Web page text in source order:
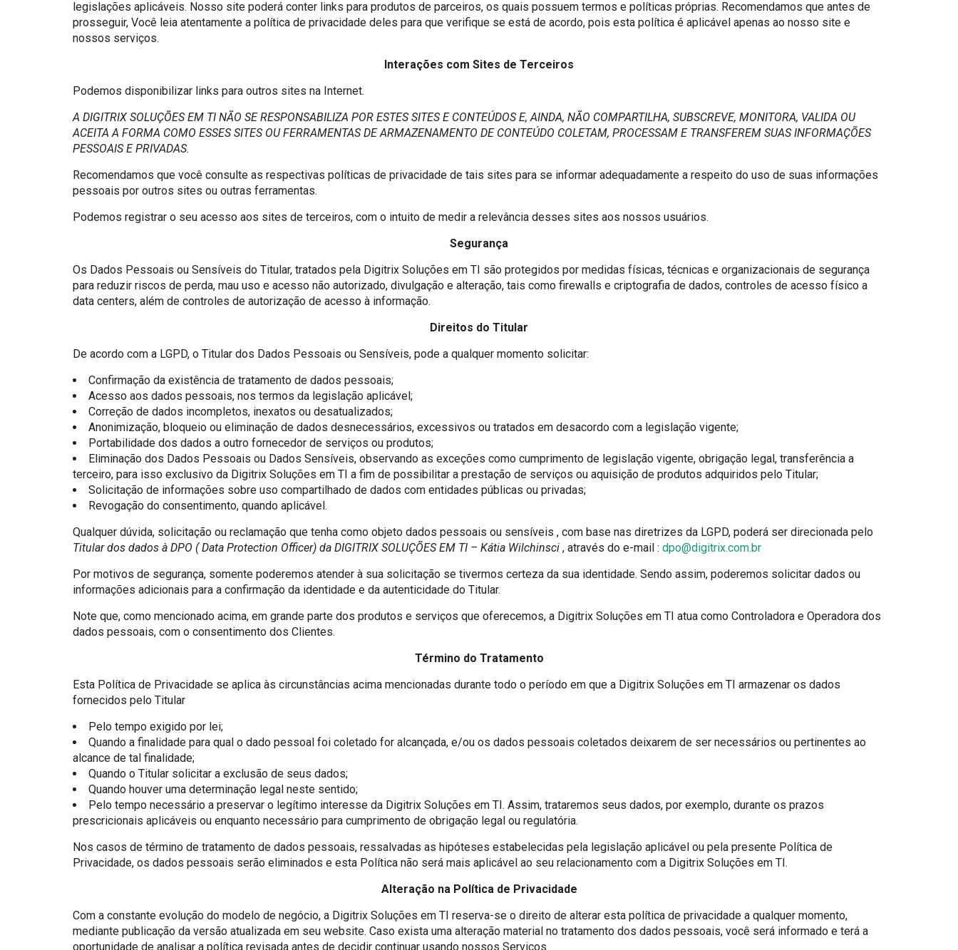
legislações aplicáveis. Nosso site poderá conter links para produtos de parceiros, os quais possuem termos e políticas próprias. Recomendamos que antes de
prosseguir, Você leia atentamente a política de privacidade deles para que verifique se está de acordo, pois esta política é aplicável apenas ao nosso site e
nossos serviços.
Interações com Sites de Terceiros
Podemos disponibilizar links para outros sites na Internet.
A DIGITRIX SOLUÇÕES EM TI NÃO SE RESPONSABILIZA POR ESTES SITES E CONTEÚDOS E, AINDA, NÃO COMPARTILHA, SUBSCREVE, MONITORA, VALIDA OU
ACEITA A FORMA COMO ESSES SITES OU FERRAMENTAS DE ARMAZENAMENTO DE CONTEÚDO COLETAM, PROCESSAM E TRANSFEREM SUAS INFORMAÇÕES
PESSOAIS E PRIVADAS.
Recomendamos que você consulte as respectivas políticas de privacidade de tais sites para se informar adequadamente a respeito do uso de suas informações
pessoais por outros sites ou outras ferramentas.
Podemos registrar o seu acesso aos sites de terceiros, com o intuito de medir a relevância desses sites aos nossos usuários.
Segurança
Os Dados Pessoais ou Sensíveis do Titular, tratados pela Digitrix Soluções em TI são protegidos por medidas físicas, técnicas e organizacionais de segurança
para reduzir riscos de perda, mau uso e acesso não autorizado, divulgação e alteração, tais como firewalls e criptografia de dados, controles de acesso físico a
data centers, além de controles de autorização de acesso à informação.
Direitos do Titular
De acordo com a LGPD, o Titular dos Dados Pessoais ou Sensíveis, pode a qualquer momento solicitar:
Confirmação da existência de tratamento de dados pessoais;
Acesso aos dados pessoais, nos termos da legislação aplicável;
Correção de dados incompletos, inexatos ou desatualizados;
Anonimização, bloqueio ou eliminação de dados desnecessários, excessivos ou tratados em desacordo com a legislação vigente;
Portabilidade dos dados a outro fornecedor de serviços ou produtos;
Eliminação dos Dados Pessoais ou Dados Sensíveis, observando as exceções como cumprimento de legislação vigente, obrigação legal, transferência a
terceiro, para isso exclusivo da Digitrix Soluções em TI a fim de possibilitar a prestação de serviços ou aquisição de produtos adquiridos pelo Titular;
Solicitação de informações sobre uso compartilhado de dados com entidades públicas ou privadas;
Revogação do consentimento, quando aplicável.
Qualquer dúvida, solicitação ou reclamação que tenha como objeto dados pessoais ou sensíveis , com base nas diretrizes da LGPD, poderá ser direcionada pelo
Titular dos dados à DPO ( Data Protection Officer) da DIGITRIX SOLUÇÕES EM TI – Kátia Wilchinsci , através do e-mail : dpo@digitrix.com.br
Por motivos de segurança, somente poderemos atender à sua solicitação se tivermos certeza da sua identidade. Sendo assim, poderemos solicitar dados ou
informações adicionais para a confirmação da identidade e da autenticidade do Titular.
Note que, como mencionado acima, em grande parte dos produtos e serviços que oferecemos, a Digitrix Soluções em TI atua como Controladora e Operadora dos
dados pessoais, com o consentimento dos Clientes.
Término do Tratamento
Esta Política de Privacidade se aplica às circunstâncias acima mencionadas durante todo o período em que a Digitrix Soluções em TI armazenar os dados
fornecidos pelo Titular
Pelo tempo exigido por lei;
Quando a finalidade para qual o dado pessoal foi coletado for alcançada, e/ou os dados pessoais coletados deixarem de ser necessários ou pertinentes ao
alcance de tal finalidade;
Quando o Titular solicitar a exclusão de seus dados;
Quando houver uma determinação legal neste sentido;
Pelo tempo necessário a preservar o legítimo interesse da Digitrix Soluções em TI. Assim, trataremos seus dados, por exemplo, durante os prazos
prescricionais aplicáveis ou enquanto necessário para cumprimento de obrigação legal ou regulatória.
Nos casos de término de tratamento de dados pessoais, ressalvadas as hipóteses estabelecidas pela legislação aplicável ou pela presente Política de
Privacidade, os dados pessoais serão eliminados e esta Política não será mais aplicável ao seu relacionamento com a Digitrix Soluções em TI.
Alteração na Política de Privacidade
Com a constante evolução do modelo de negócio, a Digitrix Soluções em TI reserva-se o direito de alterar esta política de privacidade a qualquer momento,
mediante publicação da versão atualizada em seu website. Caso exista uma alteração material no tratamento dos dados pessoais, você será informado e terá a
oportunidade de analisar a política revisada antes de decidir continuar usando nossos Serviços.